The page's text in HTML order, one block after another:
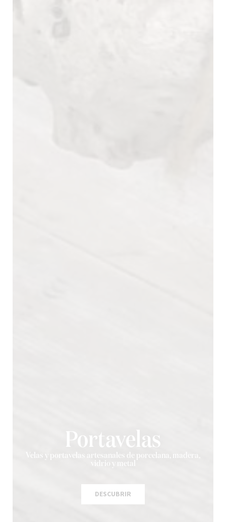
Portavelas
Velas y portavelas artesanales de porcelana, madera,
vidrio y metal
DESCUBRIR